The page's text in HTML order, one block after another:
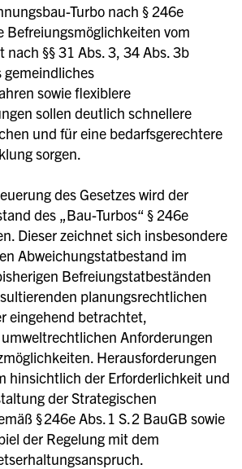
Turbo nach § 246e
Befreiungsmöglichkeiten vom
§§ 31 Abs. 3, 34 Abs. 3b
gemeindliches
sowie flexiblere
sollen deutlich schnellere
und für eine bedarfsgerechtere
sorgen.
des Gesetzes wird der
des „Bau-Turbos“ § 246e
Dieser zeichnet sich insbesondere
Abweichungstatbestand im
Befreiungstatbeständen
planungsrechtlichen
eingehend betrachtet,
Anforderungen
Herausforderungen
hinsichtlich der Erforderlichkeit und
der Strategischen
§ 246e Abs. 1 S. 2 BauGB sowie
der Regelung mit dem